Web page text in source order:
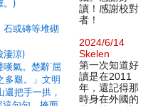
。)
石或磚等堆砌
淒涼)
氣。楚辭˙屈
多艱。」文明
還把手一拱，
讀！感謝校對
者！
2024/6/14
Skelen
第一次知道好
讀是在2011
年，還記得那
時身在外國的